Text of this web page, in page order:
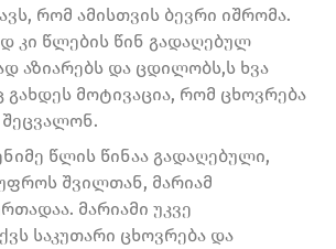
რომ ამისთვის ბევრი იშრომა.
კი წლების წინ გადაღებულ
აზიარებს და ცდილობს,ს ხვა
გახდეს მოტივაცია, რომ ცხოვრება
შეცვალონ.
წლის წინაა გადაღებული,
შვილთან, მარიამ
მარიამი უკვე
საკუთარი ცხოვრება და